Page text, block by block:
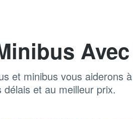
et minibus vous aiderons
et au meilleur prix.